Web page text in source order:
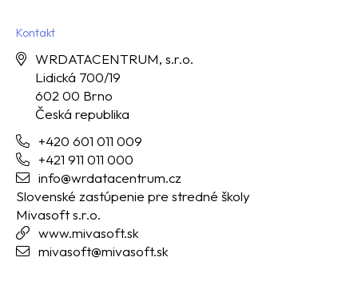
Kontakt
WRDATACENTRUM, s.r.o.
Lidická 700/19
602 00 Brno
Česká republika
+420 601 011 009
+421 911 011 000
info@wrdatacentrum.cz
Slovenské zastúpenie pre stredné školy
Mivasoft s.r.o.
www.mivasoft.sk
mivasoft@mivasoft.sk